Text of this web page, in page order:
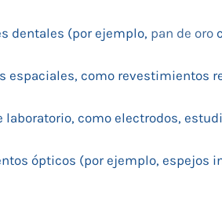
dentales (por ejemplo, pan de oro
espaciales, como revestimientos
como electrodos,
ópticos (por ejemplo, espejos